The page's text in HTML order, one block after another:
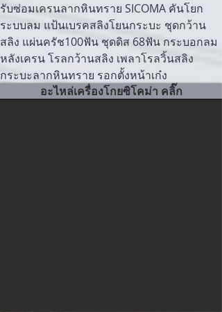
รับซ่อมเครนลากหินทราย SICOMA คันโยก
ระบบลม แป้นเบรคสลิงโยนกระบะ ชุดกว้าน
สลิง แผ่นครัช100ฟัน ชุดดิส 68ฟัน กระบอกลม
หลังเครน โรลกว้านสลิง เพลาโรลวิ้นสลิง
กระบะลากหินทราย รอกตั้งหน้าเก๋ง
อะไหล่เครื่องโกยซิโคม่า คลิ๊ก